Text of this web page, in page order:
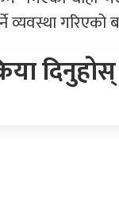
गरिएको
दिनुहोस्